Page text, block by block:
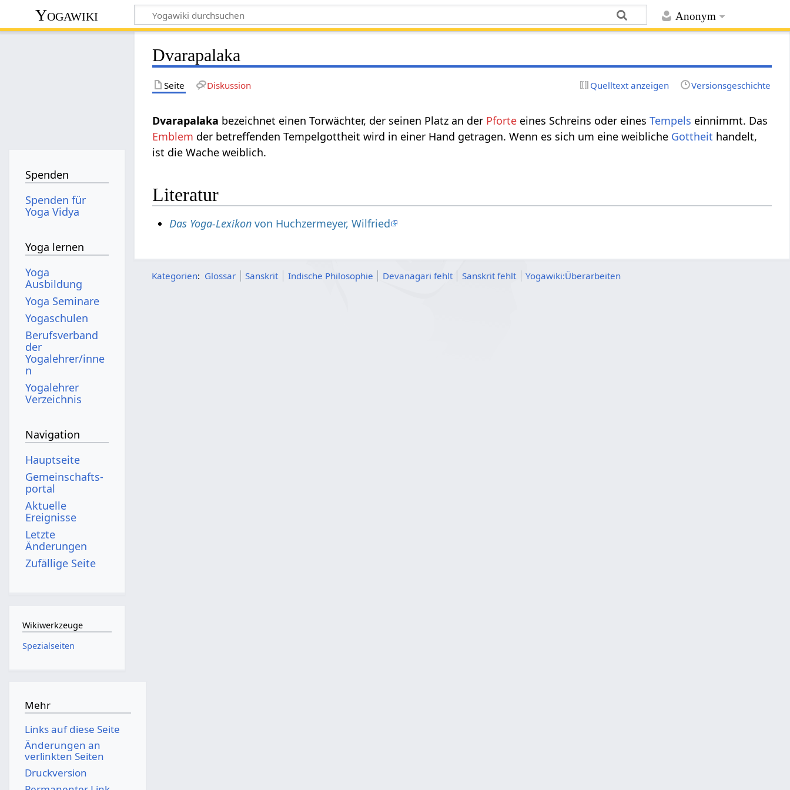
Anonym
Yogawiki
Dvarapalaka
Seite Diskussion Quelltext anzeigen Versionsgeschichte
Dvarapalaka bezeichnet einen Torwächter, der seinen Platz an der Pforte eines Schreins oder einesTempels einnimmt. Das
Emblem der betreffenden Tempelgottheit wird in einer Hand getragen. Wenn es sich um eine weibliche Gottheit handelt,
ist die Wache weiblich.
Literatur
Das Yoga-Lexikon von Huchzermeyer, Wilfried
Kategorien: Glossar Sanskrit Indische Philosophie Devanagari fehlt Sanskrit fehlt Yogawiki:Überarbeiten
Spenden
Spenden für
Yoga Vidya
Yoga lernen
Yoga
Ausbildung
Yoga Seminare
Yogaschulen
Berufsverband
der
Yogalehrer/inne
n
Yogalehrer
Verzeichnis
Navigation
Hauptseite
Gemeinschafts­
portal
Aktuelle
Ereignisse
Letzte
Änderungen
Zufällige Seite
Wikiwerkzeuge
Spezialseiten
Mehr
Links auf diese Seite
Änderungen an
verlinkten Seiten
Druckversion